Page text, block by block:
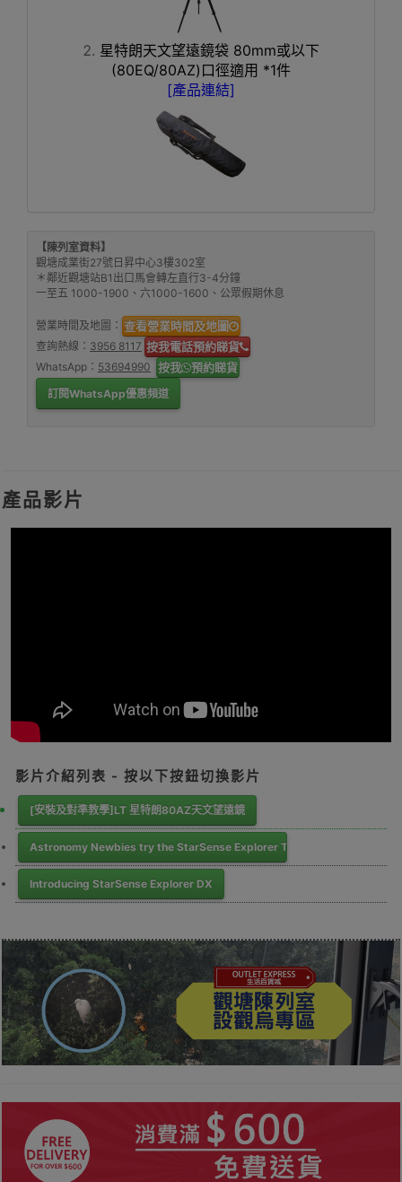
星特朗天文望遠鏡袋 80mm或以下
(80EQ/80AZ)口徑適用 *1件
[產品連結]
【陳列室資料】
觀塘成業街27號日昇中心3樓302室
＊鄰近觀塘站B1出口馬會轉左直行3-4分鐘
一至五 1000-1900、六1000-1600、公眾假期休息
營業時間及地圖： 查看營業時間及地圖
查詢熱線： 3956 8117 按我電話預約睇貨
WhatsApp： 53694990 按我 預約睇貨
訂閱WhatsApp優惠頻道
產品影片
影片介紹列表 - 按以下按鈕切換影片
[安裝及對準教學]LT 星特朗80AZ天文望遠鏡
Astronomy Newbies try the StarSense Explorer Telescope with Jupiter
Introducing StarSense Explorer DX